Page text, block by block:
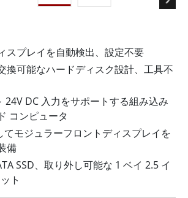
スプレイを自動検出、設定不要
換可能なハードディスク設計、工具不
24V DC 入力をサポートする組み込み
コンピュータ
てモジュラーフロントディスプレイを
備
SSD、取り外し可能な 1 ベイ 2.5 イ
ト